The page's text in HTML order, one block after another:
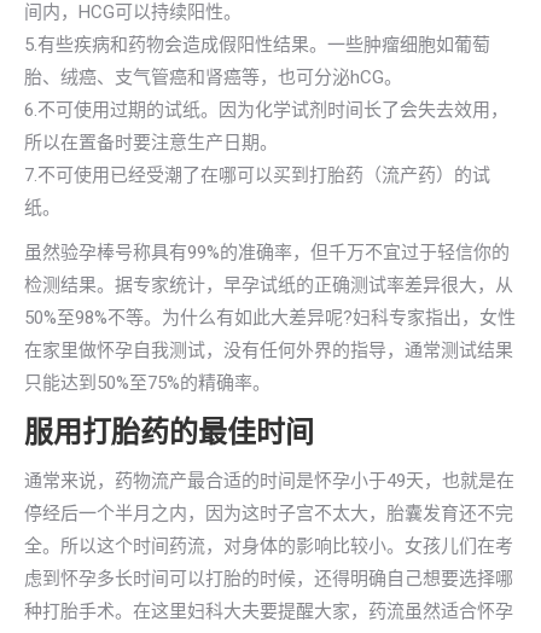
间内，HCG可以持续阳性。
5.有些疾病和药物会造成假阳性结果。一些肿瘤细胞如葡萄
胎、绒癌、支气管癌和肾癌等，也可分泌hCG。
6.不可使用过期的试纸。因为化学试剂时间长了会失去效用，
所以在置备时要注意生产日期。
7.不可使用已经受潮了在哪可以买到打胎药（流产药）的试
纸。
虽然验孕棒号称具有99%的准确率，但千万不宜过于轻信你的
检测结果。据专家统计，早孕试纸的正确测试率差异很大，从
50%至98%不等。为什么有如此大差异呢?妇科专家指出，女性
在家里做怀孕自我测试，没有任何外界的指导，通常测试结果
只能达到50%至75%的精确率。
服用打胎药的最佳时间
通常来说，药物流产最合适的时间是怀孕小于49天，也就是在
停经后一个半月之内，因为这时子宫不太大，胎囊发育还不完
全。所以这个时间药流，对身体的影响比较小。女孩儿们在考
虑到怀孕多长时间可以打胎的时候，还得明确自己想要选择哪
种打胎手术。在这里妇科大夫要提醒大家，药流虽然适合怀孕